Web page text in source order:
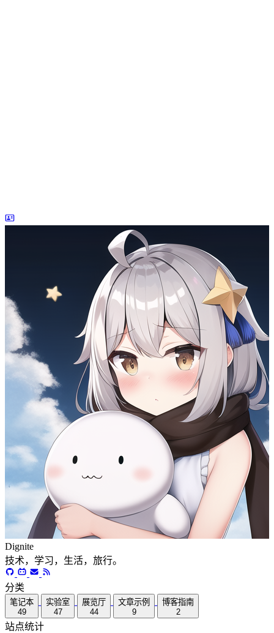
Dignite
技术，学习，生活，旅行。
分类
笔记本
49
实验室
47
展览厅
44
文章示例
9
博客指南
2
站点统计